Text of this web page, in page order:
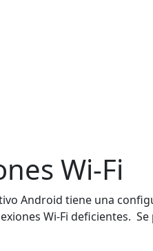
Wi-Fi
Android tiene una
Wi-Fi deficientes.